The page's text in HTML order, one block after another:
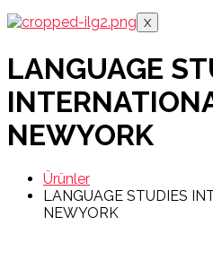
X
LANGUAGE
NEWYORK
Ürünler
LANGUAGE STUDIES
NEWYORK